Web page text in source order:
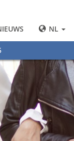
NL